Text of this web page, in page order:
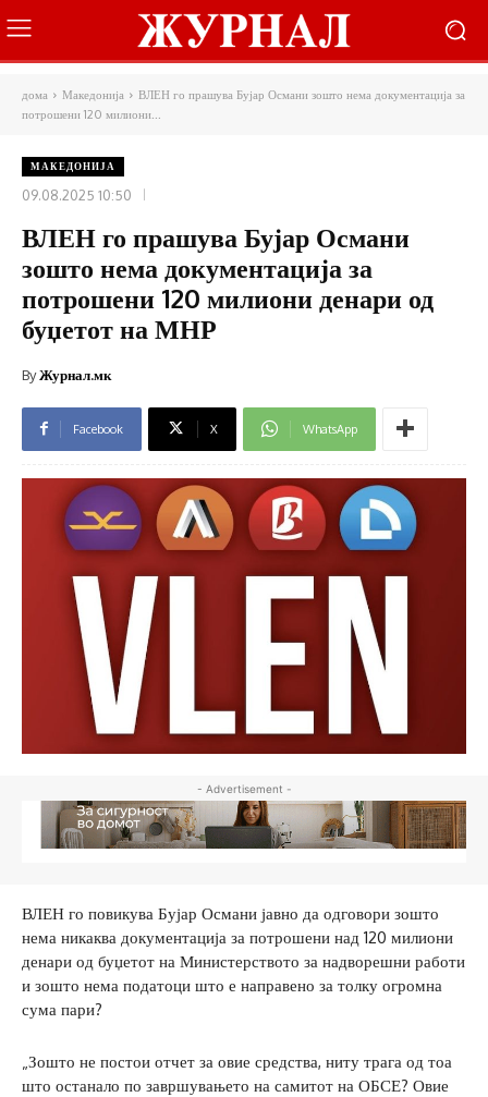
дома Македонија
ВЛЕН го прашува Бујар Османи зошто нема документација за
потрошени 120 милиони...
МАКЕДОНИЈА
09.08.2025 10:50
ВЛЕН го прашува Бујар Османи
зошто нема документација за
потрошени 120 милиони денари од
буџетот на МНР
ByЖурнал.мк
Facebook X WhatsApp
- Advertisement -
ВЛЕН го повикува Бујар Османи јавно да одговори зошто
нема никаква документација за потрошени над 120 милиони
денари од буџетот на Министерството за надворешни работи
и зошто нема податоци што е направено за толку огромна
сума пари?
„Зошто не постои отчет за овие средства, ниту трага од тоа
што останало по завршувањето на самитот на ОБСЕ? Овие